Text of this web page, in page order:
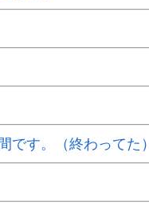
です。（終わってた）